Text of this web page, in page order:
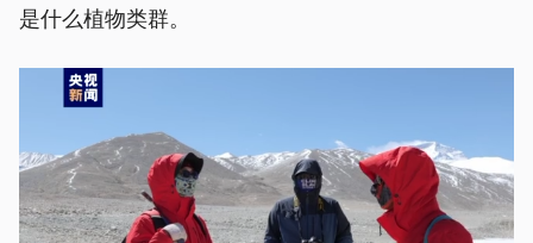
是什么植物类群。